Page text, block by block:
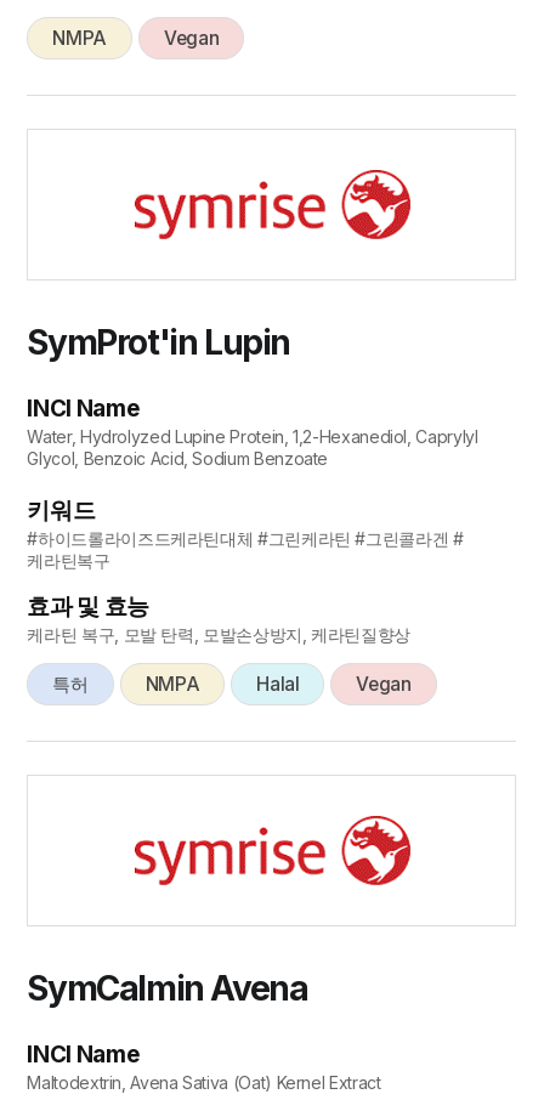
NMPA Vegan
SymProt'in Lupin
INCI Name
Water, Hydrolyzed Lupine Protein, 1,2-Hexanediol, Caprylyl
Glycol, Benzoic Acid, Sodium Benzoate
키워드
#하이드롤라이즈드케라틴대체 #그린케라틴 #그린콜라겐 #
케라틴복구
효과 및 효능
케라틴 복구, 모발 탄력, 모발손상방지, 케라틴질향상
특허 NMPA Halal Vegan
SymCalmin Avena
INCI Name
Maltodextrin, Avena Sativa (Oat) Kernel Extract